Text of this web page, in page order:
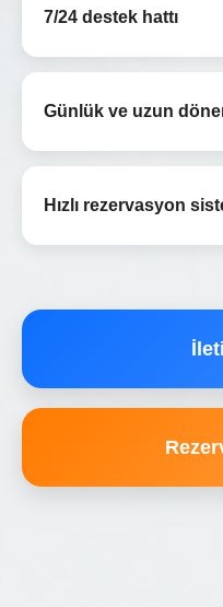
7/24 destek hattı
Günlük ve uzun
Hızlı rezervasyon